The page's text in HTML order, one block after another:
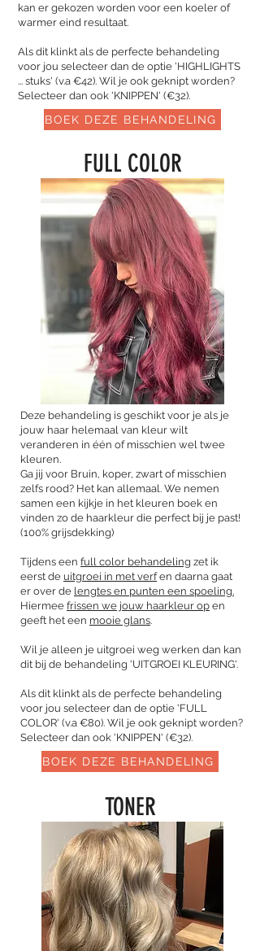
kan er gekozen worden voor een koeler of
warmer eind resultaat.
Als dit klinkt als de perfecte behandeling
voor jou selecteer dan de optie 'HIGHLIGHTS
... stuks' (v.a €42). Wil je ook geknipt worden?
Selecteer dan ook 'KNIPPEN' (€32).
BOEK DEZE BEHANDELING
FULL COLOR
Deze behandeling is geschikt voor je als je
jouw haar helemaal van kleur wilt
veranderen in één of misschien wel twee
kleuren.
Ga jij voor Bruin, koper, zwart of misschien
zelfs rood? Het kan allemaal. We nemen
samen een kijkje in het kleuren boek en
vinden zo de haarkleur die perfect bij je past!
(100% grijsdekking)
Tijdens een full color behandeling zet ik
eerst de uitgroei in met verfen daarna gaat
er over de lengtes en punten een spoeling.
Hiermee frissen we jouw haarkleur op en
geeft het een mooie glans.
Wil je alleen je uitgroei weg werken dan kan
dit bij de behandeling 'UITGROEI KLEURING'.
Als dit klinkt als de perfecte behandeling
voor jou selecteer dan de optie 'FULL
COLOR' (v.a €80). Wil je ook geknipt worden?
Selecteer dan ook 'KNIPPEN' (€32).
BOEK DEZE BEHANDELING
TONER